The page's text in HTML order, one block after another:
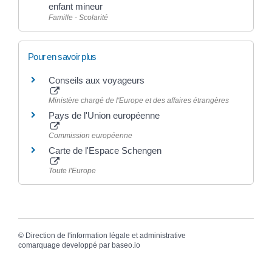
enfant mineur
Famille - Scolarité
Pour en savoir plus
Conseils aux voyageurs
Ministère chargé de l'Europe et des affaires étrangères
Pays de l'Union européenne
Commission européenne
Carte de l'Espace Schengen
Toute l'Europe
© Direction de l'information légale et administrative
comarquage developpé par baseo.io